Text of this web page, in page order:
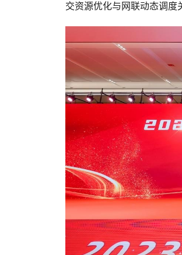
交资源优化与网联动态调度